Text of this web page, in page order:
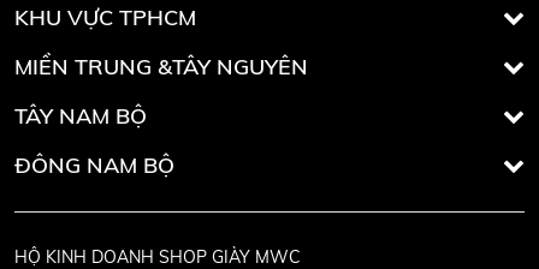
KHU VỰC TPHCM
MIỀN TRUNG &TÂY NGUYÊN
TÂY NAM BỘ
ĐÔNG NAM BỘ
HỘ KINH DOANH SHOP GIÀY MWC